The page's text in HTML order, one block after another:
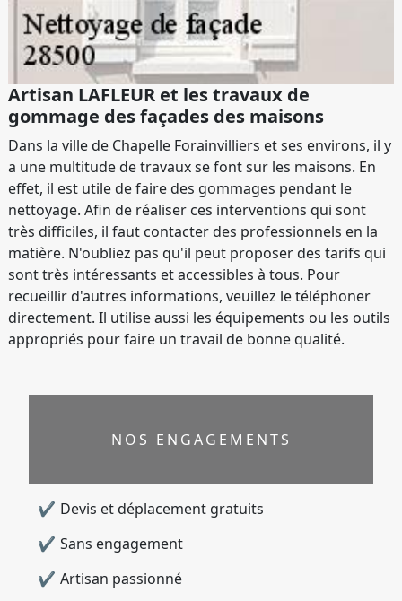
Artisan LAFLEUR et les travaux de
gommage des façades des maisons
Dans la ville de Chapelle Forainvilliers et ses environs, il y
a une multitude de travaux se font sur les maisons. En
effet, il est utile de faire des gommages pendant le
nettoyage. Afin de réaliser ces interventions qui sont
très difficiles, il faut contacter des professionnels en la
matière. N'oubliez pas qu'il peut proposer des tarifs qui
sont très intéressants et accessibles à tous. Pour
recueillir d'autres informations, veuillez le téléphoner
directement. Il utilise aussi les équipements ou les outils
appropriés pour faire un travail de bonne qualité.
NOS ENGAGEMENTS
Devis et déplacement gratuits
Sans engagement
Artisan passionné